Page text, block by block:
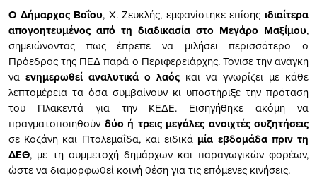
Ο Δήμαρχος Βοΐου, Χ. Ζευκλής, εμφανίστηκε επίσης ιδιαίτερα
απογοητευμένος από τη διαδικασία στο Μεγάρο Μαξίμου,
σημειώνοντας πως έπρεπε να μιλήσει περισσότερο ο
Πρόεδρος της ΠΕΔ παρά ο Περιφερειάρχης. Τόνισε την ανάγκη
να ενημερωθεί αναλυτικά ο λαός και να γνωρίζει με κάθε
λεπτομέρεια τα όσα συμβαίνουν κι υποστήριξε την πρόταση
του Πλακεντά για την ΚΕΔΕ. Εισηγήθηκε ακόμη να
πραγματοποιηθούν δύο ή τρεις μεγάλες ανοιχτές συζητήσεις
σε Κοζάνη και Πτολεμαΐδα, και ειδικά μία εβδομάδα πριν τη
ΔΕΘ, με τη συμμετοχή δημάρχων και παραγωγικών φορέων,
ώστε να διαμορφωθεί κοινή θέση για τις επόμενες κινήσεις.